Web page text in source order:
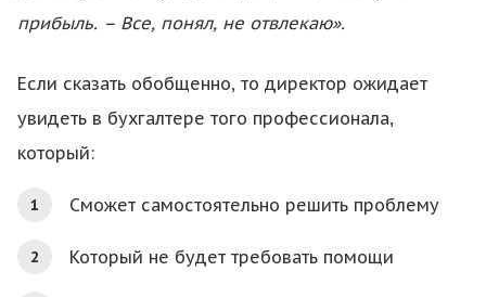
прибыль. – Все, понял, не отвлекаю».
Если сказать обобщенно, то директор ожидает
увидеть в бухгалтере того профессионала,
который:
Сможет самостоятельно решить проблему
Который не будет требовать помощи